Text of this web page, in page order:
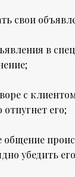
свои
в
с
отпугнет его;
общение
убедить